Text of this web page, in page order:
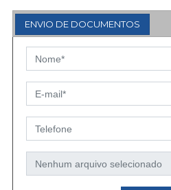
ENVIO DE DOCUMENTOS